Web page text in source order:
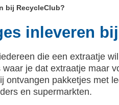
bij RecycleClub?
inleveren
die een extraatje
je dat extraatje maar
ontvangen pakketjes met
en supermarkten.